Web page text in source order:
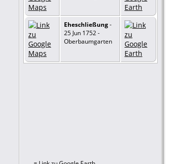
Eheschließung-
25 Jun 1752 -
Oberbaumgarten